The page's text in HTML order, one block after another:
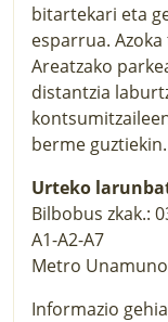
bitartekari eta
esparrua.
Areatzako
distantzia
berme guztiekin.
Urteko
Bilbobus zkak.:
A1-A2-A7
Metro
Informazio